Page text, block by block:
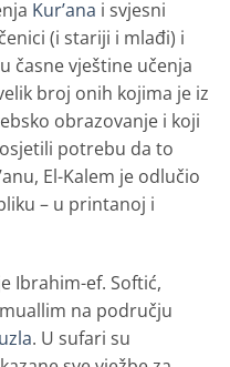
Kur’ana i svjesni
(i stariji i mlađi) i
časne vještine učenja
broj onih kojima je iz
obrazovanje i koji
potrebu da to
El-Kalem je odlučio
– u printanoj i
Ibrahim-ef. Softić,
na području
. U sufari su